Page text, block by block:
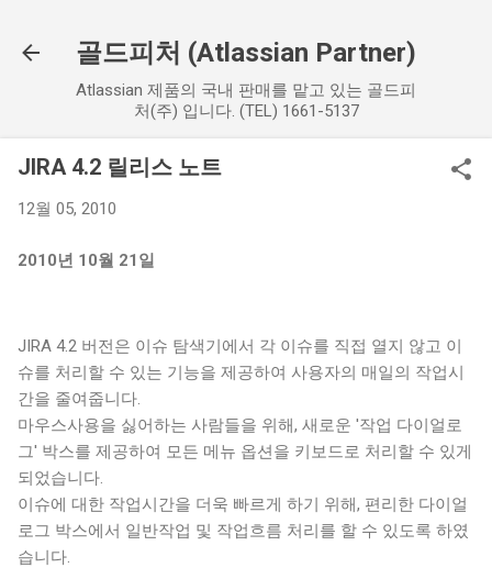
골드피처 (Atlassian Partner)
Atlassian 제품의 국내 판매를 맡고 있는 골드피
처(주) 입니다. (TEL) 1661-5137
JIRA 4.2 릴리스 노트
12월 05, 2010
2010년 10월 21일
JIRA 4.2 버전은 이슈 탐색기에서 각 이슈를 직접 열지 않고 이
슈를 처리할 수 있는 기능을 제공하여 사용자의 매일의 작업시
간을 줄여줍니다.
마우스사용을 싫어하는 사람들을 위해, 새로운 '작업 다이얼로
그' 박스를 제공하여 모든 메뉴 옵션을 키보드로 처리할 수 있게
되었습니다.
이슈에 대한 작업시간을 더욱 빠르게 하기 위해, 편리한 다이얼
로그 박스에서 일반작업 및 작업흐름 처리를 할 수 있도록 하였
습니다.